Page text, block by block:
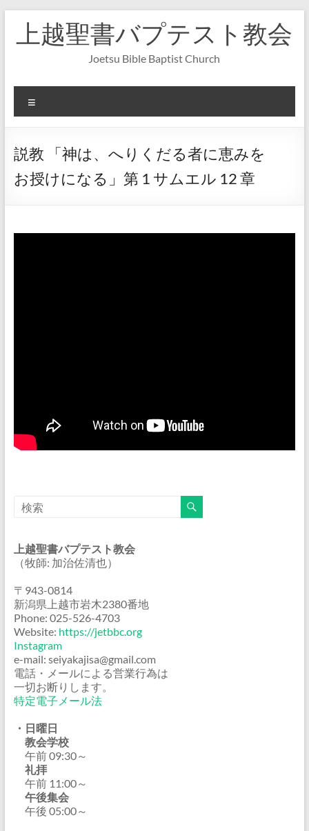
へ
上越聖書バプテスト教会
Joetsu Bible Baptist Church
ニ
ー
説教 「神は、へりくだる者に恵みを
お授けになる」第 1 サムエル 12 章
上越聖書バプテスト教会
（牧師: 加治佐清也）
〒943-0814
新潟県上越市岩木2380番地
Phone: 025-526-4703
Website: https://jetbbc.org
Instagram
e-mail: seiyakajisa@gmail.com
電話・メールによる営業行為は
一切お断りします。
特定電子メール法
・日曜日
教会学校
午前 09:30～
礼拝
午前 11:00～
午後集会
午後 05:00～